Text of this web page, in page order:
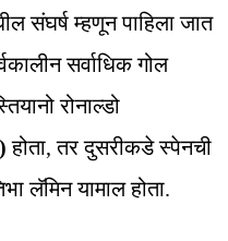
संघर्ष म्हणून पाहिला जात
सर्वाधिक गोल
रोनाल्डो
होता, तर दुसरीकडे स्पेनची
लॅमिन यामाल होता.